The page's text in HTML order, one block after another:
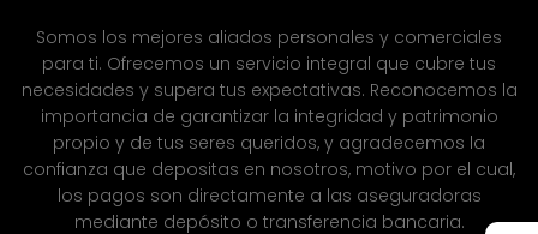
Somos los mejores aliados personales y comerciales
para ti. Ofrecemos un servicio integral que cubre tus
necesidades y supera tus expectativas. Reconocemos la
importancia de garantizar la integridad y patrimonio
propio y de tus seres queridos, y agradecemos la
confianza que depositas en nosotros, motivo por el cual,
los pagos son directamente a las aseguradoras
mediante depósito o transferencia bancaria.